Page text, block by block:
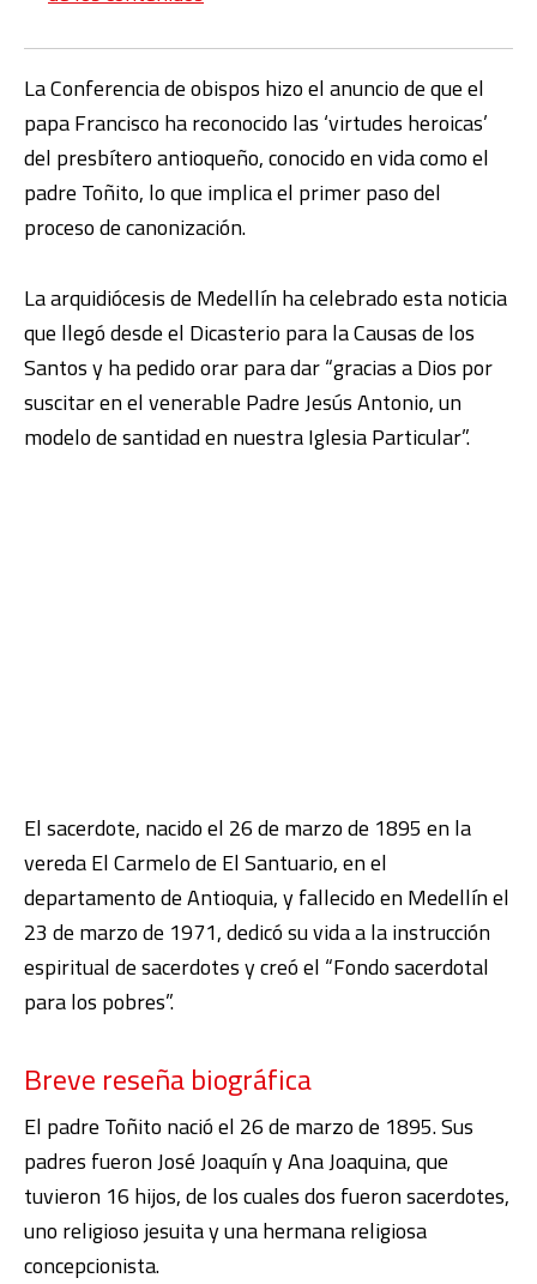
La Conferencia de obispos hizo el anuncio de que el
papa Francisco ha reconocido las ‘virtudes heroicas’
del presbítero antioqueño, conocido en vida como el
padre Toñito, lo que implica el primer paso del
proceso de canonización.
La arquidiócesis de Medellín ha celebrado esta noticia
que llegó desde el Dicasterio para la Causas de los
Santos y ha pedido orar para dar “gracias a Dios por
suscitar en el venerable Padre Jesús Antonio, un
modelo de santidad en nuestra Iglesia Particular”.
El sacerdote, nacido el 26 de marzo de 1895 en la
vereda El Carmelo de El Santuario, en el
departamento de Antioquia, y fallecido en Medellín el
23 de marzo de 1971, dedicó su vida a la instrucción
espiritual de sacerdotes y creó el “Fondo sacerdotal
para los pobres”.
Breve reseña biográfica
El padre Toñito nació el 26 de marzo de 1895. Sus
padres fueron José Joaquín y Ana Joaquina, que
tuvieron 16 hijos, de los cuales dos fueron sacerdotes,
uno religioso jesuita y una hermana religiosa
concepcionista.